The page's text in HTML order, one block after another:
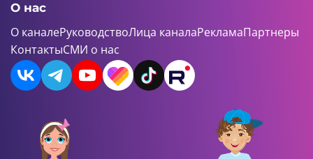
О нас
О каналеРуководствоЛица каналаРекламаПартнеры
КонтактыСМИ о нас